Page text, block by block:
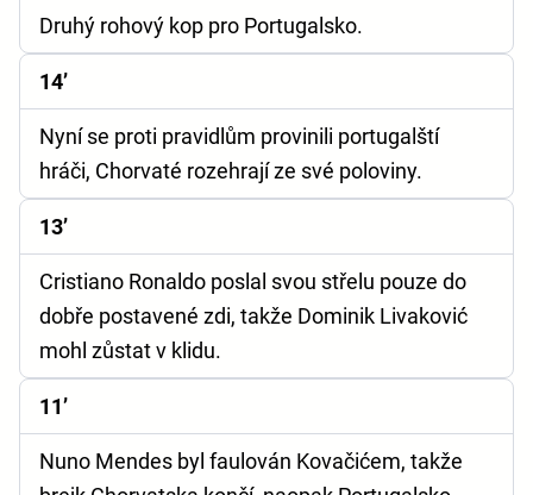
Druhý rohový kop pro Portugalsko.
14’
Nyní se proti pravidlům provinili portugalští
hráči, Chorvaté rozehrají ze své poloviny.
13’
Cristiano Ronaldo poslal svou střelu pouze do
dobře postavené zdi, takže Dominik Livaković
mohl zůstat v klidu.
11’
Nuno Mendes byl faulován Kovačićem, takže